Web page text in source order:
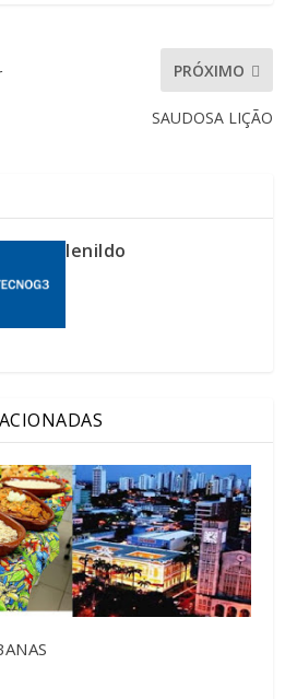
PRÓXIMO
SAUDOSA LIÇÃO
lenildo